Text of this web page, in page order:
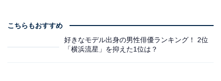
こちらもおすすめ
好きなモデル出身の男性俳優ランキング！ 2位
「横浜流星」を抑えた1位は？